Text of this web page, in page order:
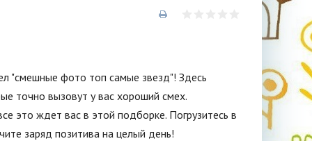
"смешные фото топ самые звезд"! Здесь
точно вызовут у вас хороший смех.
это ждет вас в этой подборке. Погрузитесь в
заряд позитива на целый день!